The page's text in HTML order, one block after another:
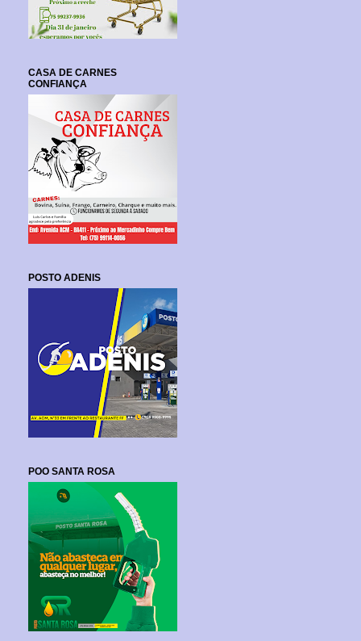
CASA DE CARNES
CONFIANÇA
POSTO ADENIS
POO SANTA ROSA